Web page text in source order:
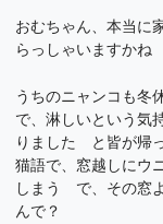
おむちゃん、本当に
らっしゃいますかね
うちのニャンコも冬
で、淋しいという気
りました と皆が帰
猫語で、窓越しにウ
しまう で、その窓
んで？